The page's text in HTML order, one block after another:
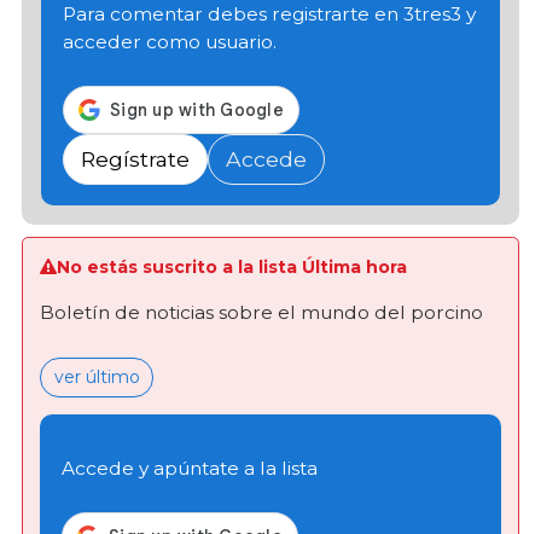
Para comentar debes registrarte en 3tres3 y
acceder como usuario.
Regístrate Accede
No estás suscrito a la lista Última hora
Boletín de noticias sobre el mundo del porcino
ver último
Accede y apúntate a la lista